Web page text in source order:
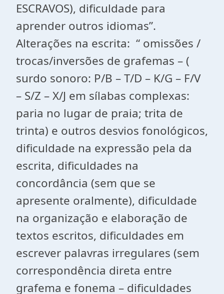
ESCRAVOS), dificuldade para
aprender outros idiomas”.
Alterações na escrita: “ omissões /
trocas/inversões de grafemas – (
surdo sonoro: P/B – T/D – K/G – F/V
– S/Z – X/J em sílabas complexas:
paria no lugar de praia; trita de
trinta) e outros desvios fonológicos,
dificuldade na expressão pela da
escrita, dificuldades na
concordância (sem que se
apresente oralmente), dificuldade
na organização e elaboração de
textos escritos, dificuldades em
escrever palavras irregulares (sem
correspondência direta entre
grafema e fonema – dificuldades